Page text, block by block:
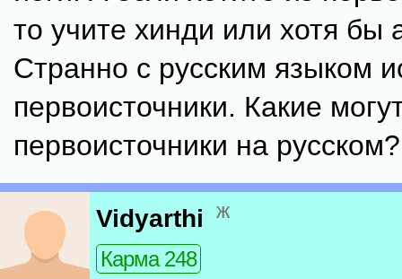
то учите хинди или хотя бы
Странно с русским языком
первоисточники. Какие
первоисточники на русском?
Vidyarthi ж
Карма 248